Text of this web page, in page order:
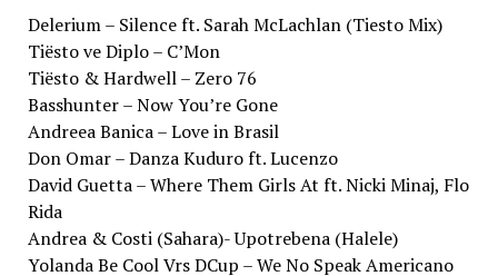
Delerium – Silence ft. Sarah McLachlan (Tiesto Mix)
Tiësto ve Diplo – C’Mon
Tiësto & Hardwell – Zero 76
Basshunter – Now You’re Gone
Andreea Banica – Love in Brasil
Don Omar – Danza Kuduro ft. Lucenzo
David Guetta – Where Them Girls At ft. Nicki Minaj, Flo
Rida
Andrea & Costi (Sahara)- Upotrebena (Halele)
Yolanda Be Cool Vrs DCup – We No Speak Americano